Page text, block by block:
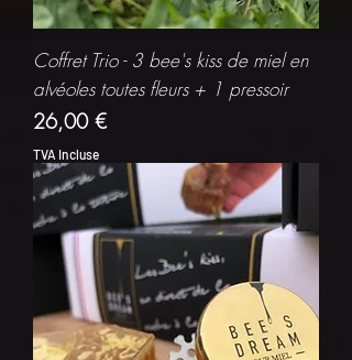
Coffret Trio - 3 bee's kiss de miel en
alvéoles toutes fleurs + 1 pressoir
Prix
26,00 €
TVA Incluse